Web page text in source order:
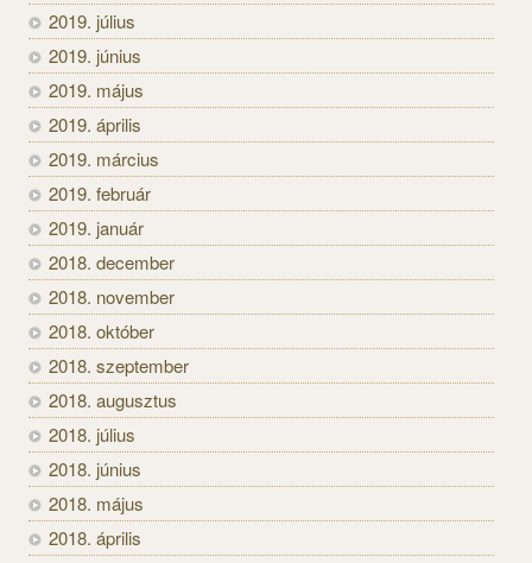
2019. július
2019. június
2019. május
2019. április
2019. március
2019. február
2019. január
2018. december
2018. november
2018. október
2018. szeptember
2018. augusztus
2018. július
2018. június
2018. május
2018. április